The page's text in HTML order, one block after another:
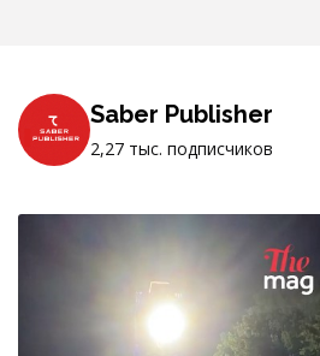
Saber Publisher
2,27 тыс. подписчиков